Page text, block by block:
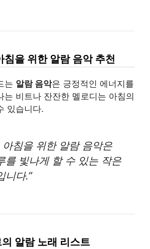
침을 위한 알람 음악 추천
는 알람 음악은 긍정적인 에너지를
는 비트나 잔잔한 멜로디는 아침의
있습니다.
아침을 위한 알람 음악은
를 빛나게 할 수 있는 작은
니다.”
알람 노래 리스트